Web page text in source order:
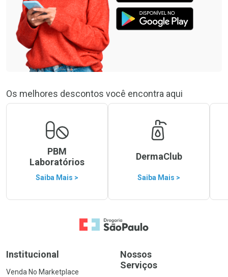
Os melhores descontos você encontra aqui
PBM
Laboratórios
Saiba Mais >
DermaClub
Saiba Mais >
Ir para a Home
Institucional
Venda No Marketplace
Nossos
Serviços